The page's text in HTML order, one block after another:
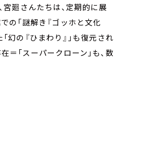
宮廻さんたちは、定期的に展
の「謎解き『ゴッホと文化
幻の『ひまわり』」も復元され
「スーパークローン」も、数